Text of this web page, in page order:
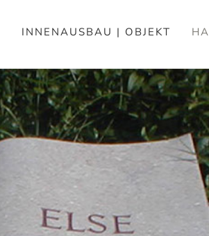
INNENAUSBAU | OBJEKT